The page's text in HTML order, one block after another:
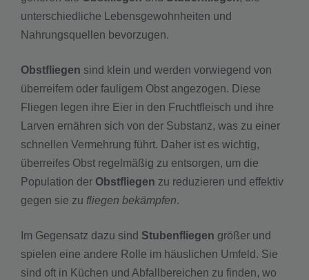
unterschiedliche Lebensgewohnheiten und
Nahrungsquellen bevorzugen.
Obstfliegen sind klein und werden vorwiegend von
überreifem oder fauligem Obst angezogen. Diese
Fliegen legen ihre Eier in den Fruchtfleisch und ihre
Larven ernähren sich von der Substanz, was zu einer
schnellen Vermehrung führt. Daher ist es wichtig,
überreifes Obst regelmäßig zu entsorgen, um die
Population der Obstfliegen zu reduzieren und effektiv
gegen sie zu fliegen bekämpfen.
Im Gegensatz dazu sind Stubenfliegen größer und
spielen eine andere Rolle im häuslichen Umfeld. Sie
sind oft in Küchen und Abfallbereichen zu finden, wo